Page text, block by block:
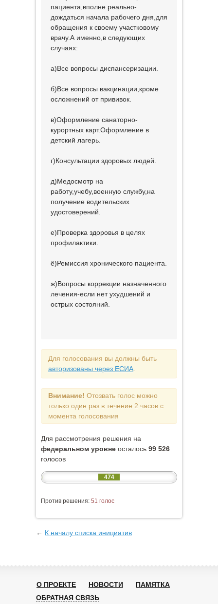
пациента,вполне реально-
дождаться начала рабочего дня,для
обращения к своему участковому
врачу.А именно,в следующих
случаях:
а)Все вопросы диспансеризации.
б)Все вопросы вакцинации,кроме
осложнений от прививок.
в)Оформление санаторно-
курортных карт.Оформление в
детский лагерь.
г)Консультации здоровых людей.
д)Медосмотр на
работу,учебу,военную службу,на
получение водительских
удостоверений.
е)Проверка здоровья в целях
профилактики.
ё)Ремиссия хронического пациента.
ж)Вопросы коррекции назначенного
лечения-если нет ухудшений и
острых состояний.
Для голосования вы должны быть
авторизованы через ЕСИА
Внимание! Отозвать голос можно
только один раз в течение 2 часов с
момента голосования
Для рассмотрения решения на
федеральном уровне осталось 99 526
голосов
474
Против решения: 51 голос
← К началу списка инициатив
О ПРОЕКТЕ НОВОСТИ
ПАМЯТКА
ОБРАТНАЯ СВЯЗЬ